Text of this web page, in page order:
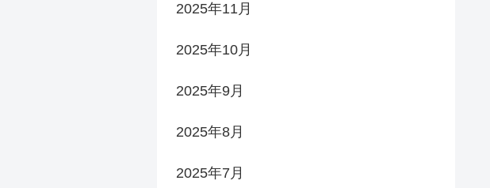
2025年11月
2025年10月
2025年9月
2025年8月
2025年7月